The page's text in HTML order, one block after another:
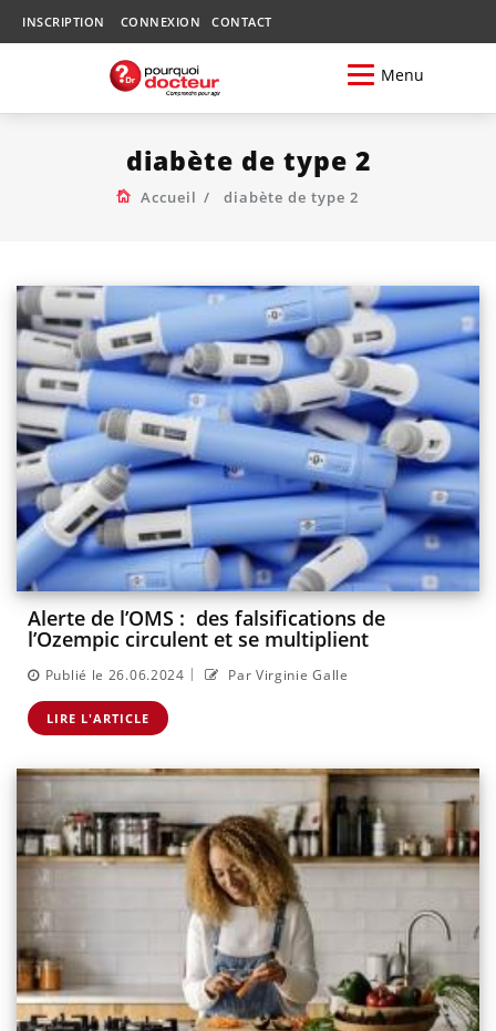
INSCRIPTION CONNEXION CONTACT
Menu
diabète de type 2
Accueil diabète de type 2
Alerte de l’OMS : des falsifications de
l’Ozempic circulent et se multiplient
Publié le 26.06.2024 | Par Virginie Galle
LIRE L'ARTICLE